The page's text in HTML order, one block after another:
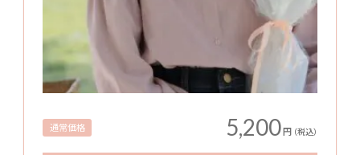
通常価格 5,200円 （税込）